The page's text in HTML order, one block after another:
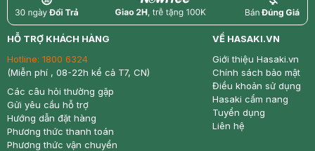
return nowfree price
HỖ TRỢ KHÁCH HÀNG
Hotline: 1800 6324
(Miễn phí , 08-22h kể cả T7, CN)
Các câu hỏi thường gặp
Gửi yêu cầu hỗ trợ
Hướng dẫn đặt hàng
Phương thức thanh toán
Phương thức vận chuyển
VỀ HASAKI.VN
Giới thiệu Hasaki.vn
Chính sách bảo mật
Điều khoản sử dụng
Hasaki cẩm nang
Tuyển dụng
Liên hệ